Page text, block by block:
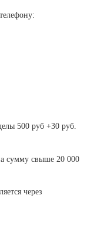
500 руб +30 руб.
сумму свыше 20 000
через